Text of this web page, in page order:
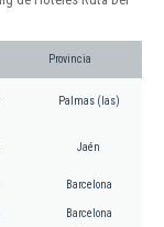
Provincia
Palmas (las)
Jaén
Barcelona
Barcelona